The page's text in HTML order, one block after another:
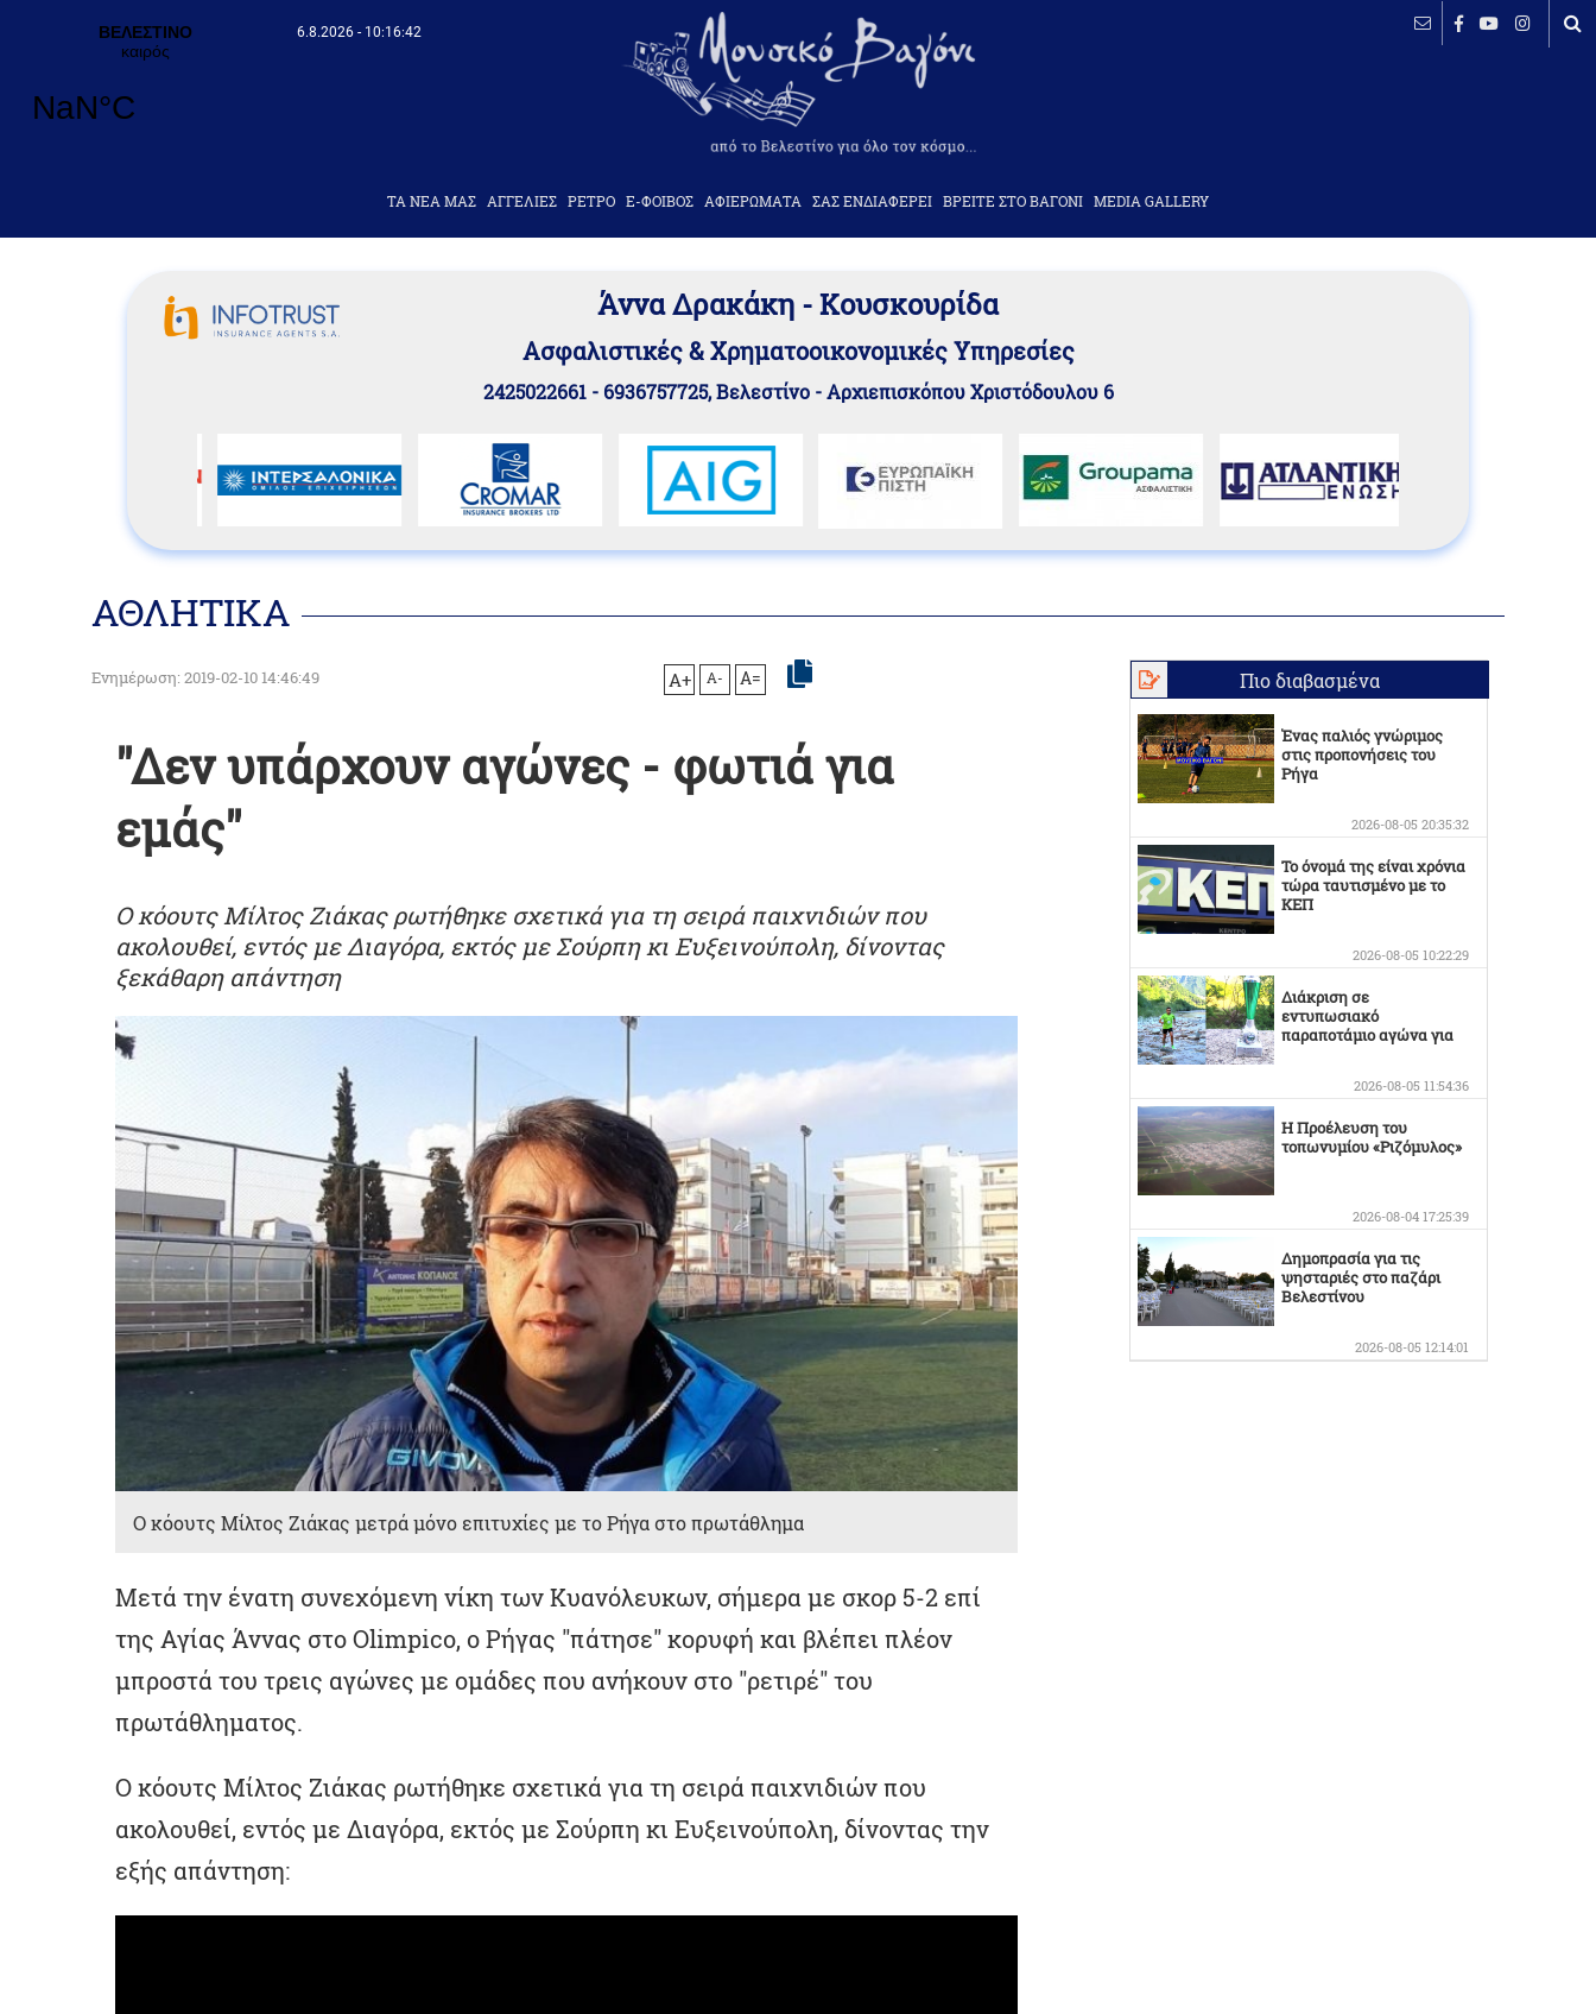
6.8.2026 - 10:16:43
ΤΑ ΝΕΑ ΜΑΣ AΓΓΕΛΙΕΣ ΡΕΤΡΟ Ε-ΦΟΙΒΟΣ ΑΦΙΕΡΩΜΑΤΑ ΣΑΣ ΕΝΔΙΑΦΕΡΕΙ ΒΡΕΙΤΕ ΣΤΟ ΒΑΓΟΝΙ MEDIA GALLERY
Άννα Δρακάκη - Κουσκουρίδα
Aσφαλιστικές & Χρηματοοικονομικές Υπηρεσίες
2425022661 - 6936757725, Βελεστίνο - Αρχιεπισκόπου Χριστόδουλου 6
ΑΘΛΗΤΙΚΑ
Ενημέρωση: 2019-02-10 14:46:49 A+ A- A=
"Δεν υπάρχουν αγώνες - φωτιά για
εμάς"
Ο κόουτς Μίλτος Ζιάκας ρωτήθηκε σχετικά για τη σειρά παιχνιδιών που
ακολουθεί, εντός με Διαγόρα, εκτός με Σούρπη κι Ευξεινούπολη, δίνοντας
ξεκάθαρη απάντηση
Ο κόουτς Μίλτος Ζιάκας μετρά μόνο επιτυχίες με το Ρήγα στο πρωτάθλημα
Μετά την ένατη συνεχόμενη νίκη των Κυανόλευκων, σήμερα με σκορ 5-2 επί
της Αγίας Άννας στο Olimpico, ο Ρήγας "πάτησε" κορυφή και βλέπει πλέον
μπροστά του τρεις αγώνες με ομάδες που ανήκουν στο "ρετιρέ" του
πρωτάθληματος.
Ο κόουτς Μίλτος Ζιάκας ρωτήθηκε σχετικά για τη σειρά παιχνιδιών που
ακολουθεί, εντός με Διαγόρα, εκτός με Σούρπη κι Ευξεινούπολη, δίνοντας την
εξής απάντηση:
Πιο διαβασμένα
Ένας παλιός γνώριμος
στις προπονήσεις του
Ρήγα
2026-08-05 20:35:32
Το όνομά της είναι χρόνια
τώρα ταυτισμένο με το
ΚΕΠ
2026-08-05 10:22:29
Διάκριση σε
εντυπωσιακό
παραποτάμιο αγώνα για
2026-08-05 11:54:36
Η Προέλευση του
τοπωνυμίου «Ριζόμυλος»
2026-08-04 17:25:39
Δημοπρασία για τις
ψησταριές στο παζάρι
Βελεστίνου
2026-08-05 12:14:01